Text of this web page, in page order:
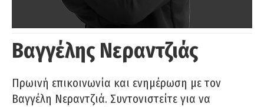
Βαγγέλης Νεραντζιάς
Πρωινή επικοινωνία και ενημέρωση με τον
Βαγγέλη Νεραντζιά. Συντονιστείτε για να